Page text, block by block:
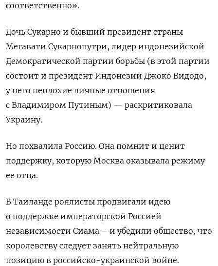
соответственно».
Дочь Сукарно и бывший президент страны
Мегавати Сукарнопутри, лидер индонезийской
Демократической партии борьбы (в этой партии
состоит и президент Индонезии Джоко Видодо,
у него неплохие личные отношения
с Владимиром Путиным) — раскритиковала
Украину.
Но похвалила Россию. Она помнит и ценит
поддержку, которую Москва оказывала режиму
ее отца.
В Таиланде роялисты продвигали идею
о поддержке императорской Россией
независимости Сиама – и убедили общество, что
королевству следует занять нейтральную
позицию в российско-украинской войне.